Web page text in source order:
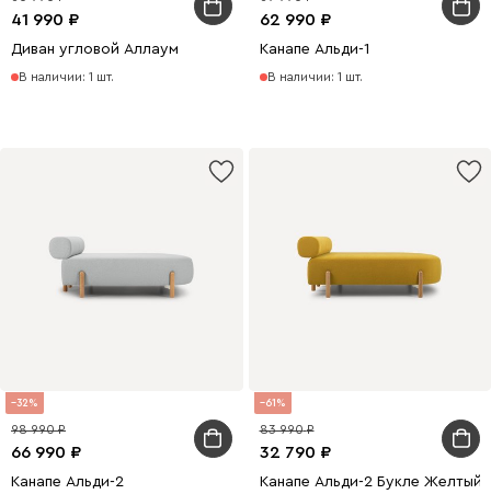
41 990
Диван угловой Аллаум
В наличии: 1 шт.
62 990
Канапе Альди-1
В наличии: 1 шт.
32
66 990
98 990
Канапе Альди-2
61
32 790
83 990
Канапе Альди-2 Букле Желтый